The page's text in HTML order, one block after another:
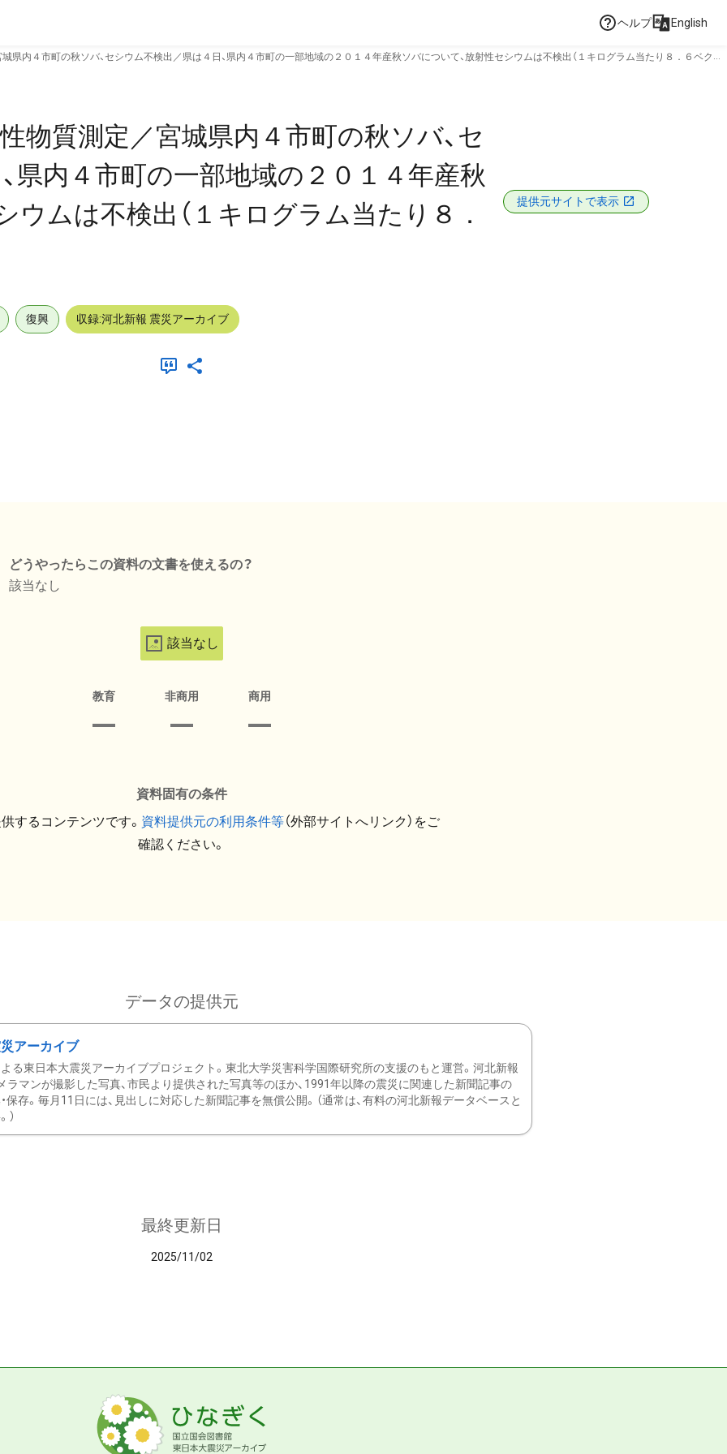
ヘルプ English
県内４市町の秋ソバ、セシウム不検出／県は４日、県内４市町の一部地域の２０１４年産秋ソバについて、放射性セシウムは不検出（１キログラム当たり８．６ベクレ
物質測定／宮城県内４市町の秋ソバ、セ
県内４市町の一部地域の２０１４年産秋
ウムは不検出（１キログラム当たり８．
提供元サイトで表示
復興 収録:河北新報 震災アーカイブ
どうやったらこの資料の文書を使えるの？
該当なし
該当なし
教育 非商用 商用
資料固有の条件
するコンテンツです。 資料提供元の利用条件等（外部サイトへリンク）をご
確認ください。
データの提供元
アーカイブ
る東日本大震災アーカイブプロジェクト。東北大学災害科学国際研究所の支援のもと運営。河北新報
ラマンが撮影した写真、市民より提供された写真等のほか、1991年以降の震災に関連した新聞記事の
保存。毎月11日には、見出しに対応した新聞記事を無償公開。（通常は、有料の河北新報データベースと
）
最終更新日
2025/11/02